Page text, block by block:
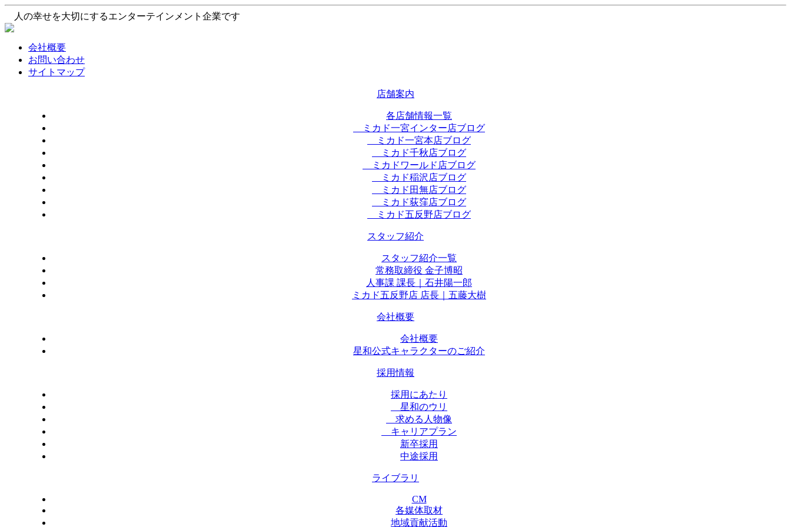
人の幸せを大切にするエンターテインメント企業です
会社概要
お問い合わせ
サイトマップ
店舗案内
各店舗情報一覧
ミカド一宮インター店ブログ
ミカド一宮本店ブログ
ミカド千秋店ブログ
ミカドワールド店ブログ
ミカド稲沢店ブログ
ミカド田無店ブログ
ミカド荻窪店ブログ
ミカド五反野店ブログ
スタッフ紹介
スタッフ紹介一覧
常務取締役 金子博昭
人事課 課長｜石井陽一郎
ミカド五反野店 店長｜五藤大樹
会社概要
会社概要
星和公式キャラクターのご紹介
採用情報
採用にあたり
星和のウリ
求める人物像
キャリアプラン
新卒採用
中途採用
ライブラリ
CM
各媒体取材
地域貢献活動